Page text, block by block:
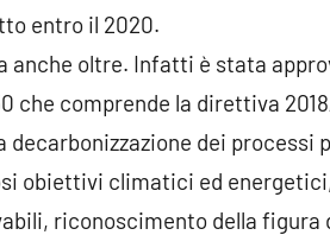
entro il 2020.
anche oltre. Infatti è stata
che comprende la direttiva
decarbonizzazione dei
obiettivi climatici ed
riconoscimento della